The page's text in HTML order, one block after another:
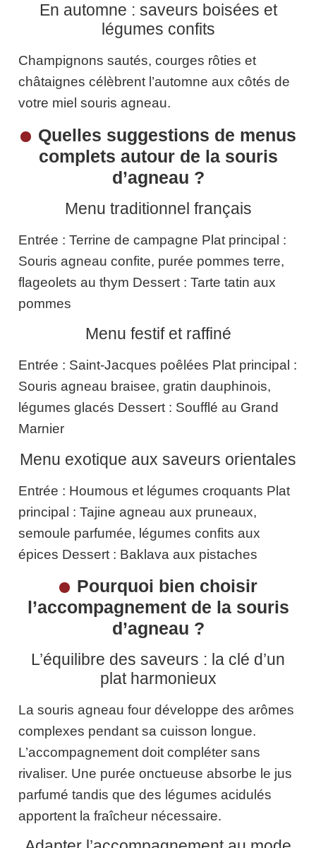
En automne : saveurs boisées et
légumes confits
Champignons sautés, courges rôties et
châtaignes célèbrent l’automne aux côtés de
votre miel souris agneau.
Quelles suggestions de menus
complets autour de la souris
d’agneau ?
Menu traditionnel français
Entrée : Terrine de campagne Plat principal :
Souris agneau confite, purée pommes terre,
flageolets au thym Dessert : Tarte tatin aux
pommes
Menu festif et raffiné
Entrée : Saint-Jacques poêlées Plat principal :
Souris agneau braisee, gratin dauphinois,
légumes glacés Dessert : Soufflé au Grand
Marnier
Menu exotique aux saveurs orientales
Entrée : Houmous et légumes croquants Plat
principal : Tajine agneau aux pruneaux,
semoule parfumée, légumes confits aux
épices Dessert : Baklava aux pistaches
Pourquoi bien choisir
l’accompagnement de la souris
d’agneau ?
L’équilibre des saveurs : la clé d’un
plat harmonieux
La souris agneau four développe des arômes
complexes pendant sa cuisson longue.
L’accompagnement doit compléter sans
rivaliser. Une purée onctueuse absorbe le jus
parfumé tandis que des légumes acidulés
apportent la fraîcheur nécessaire.